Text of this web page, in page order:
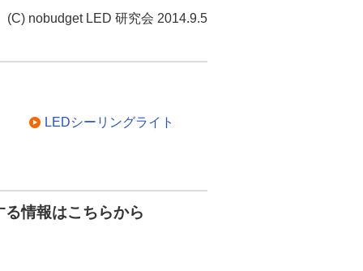
(C) nobudget LED 研究会 2014.9.5
LEDシーリングライト
情報はこちらから